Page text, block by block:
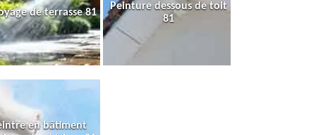
de terrasse 81
Peinture dessous de toit
81
en bâtiment